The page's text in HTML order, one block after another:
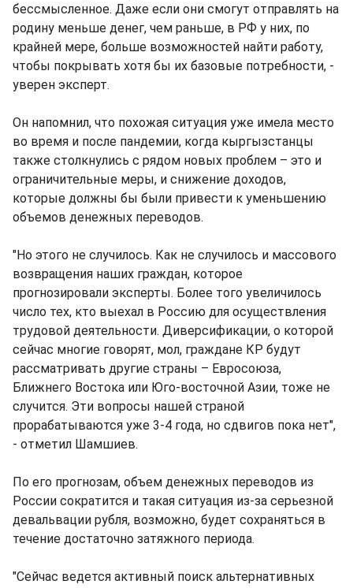
бессмысленное. Даже если они смогут отправлять на
родину меньше денег, чем раньше, в РФ у них, по
крайней мере, больше возможностей найти работу,
чтобы покрывать хотя бы их базовые потребности, -
уверен эксперт.
Он напомнил, что похожая ситуация уже имела место
во время и после пандемии, когда кыргызстанцы
также столкнулись с рядом новых проблем – это и
ограничительные меры, и снижение доходов,
которые должны бы были привести к уменьшению
объемов денежных переводов.
"Но этого не случилось. Как не случилось и массового
возвращения наших граждан, которое
прогнозировали эксперты. Более того увеличилось
число тех, кто выехал в Россию для осуществления
трудовой деятельности. Диверсификации, о которой
сейчас многие говорят, мол, граждане КР будут
рассматривать другие страны – Евросоюза,
Ближнего Востока или Юго-восточной Азии, тоже не
случится. Эти вопросы нашей страной
прорабатываются уже 3-4 года, но сдвигов пока нет",
- отметил Шамшиев.
По его прогнозам, объем денежных переводов из
России сократится и такая ситуация из-за серьезной
девальвации рубля, возможно, будет сохраняться в
течение достаточно затяжного периода.
"Сейчас ведется активный поиск альтернативных